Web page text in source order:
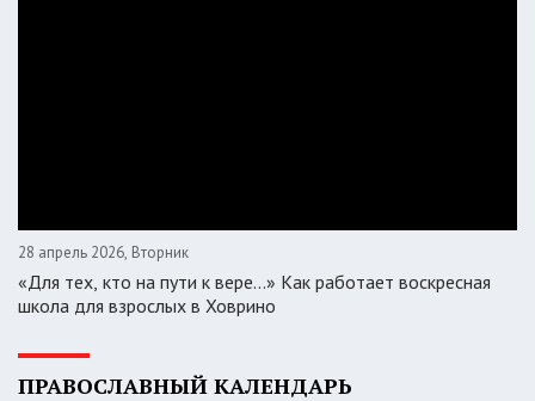
28 апрель 2026, Вторник
«Для тех, кто на пути к вере...» Как работает воскресная
школа для взрослых в Ховрино
ПРАВОСЛАВНЫЙ КАЛЕНДАРЬ